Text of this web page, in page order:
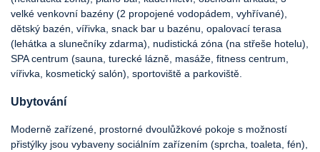
velké venkovní bazény (2 propojené vodopádem, vyhřívané),
dětský bazén, vířivka, snack bar u bazénu, opalovací terasa
(lehátka a slunečníky zdarma), nudistická zóna (na střeše hotelu),
SPA centrum (sauna, turecké lázně, masáže, fitness centrum,
vířivka, kosmetický salón), sportoviště a parkoviště.
Ubytování
Moderně zařízené, prostorné dvoulůžkové pokoje s možností
přistýlky jsou vybaveny sociálním zařízením (sprcha, toaleta, fén),